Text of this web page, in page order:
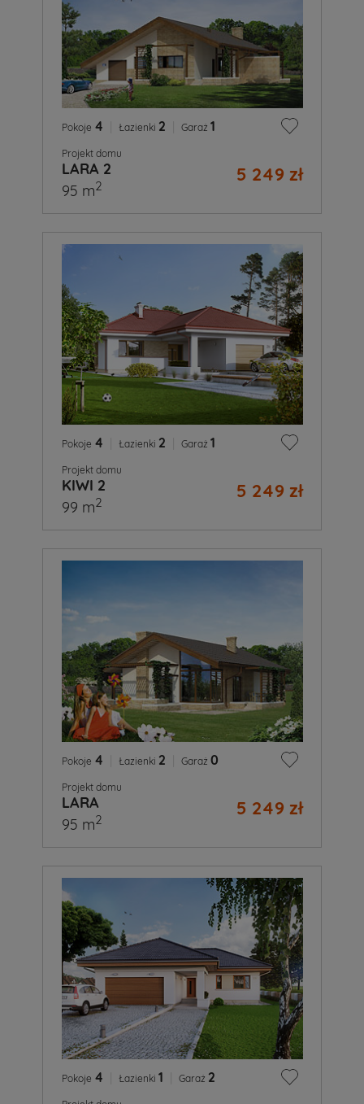
Pokoje 4 Łazienki 2 Garaż 1
Projekt domu
LARA 2 5 249 zł
95 m2
Pokoje 4 Łazienki 2 Garaż 1
Projekt domu
KIWI 2 5 249 zł
99 m2
Pokoje 4 Łazienki 2 Garaż 0
Projekt domu
LARA 5 249 zł
95 m2
Pokoje 4 Łazienki 1 Garaż 2